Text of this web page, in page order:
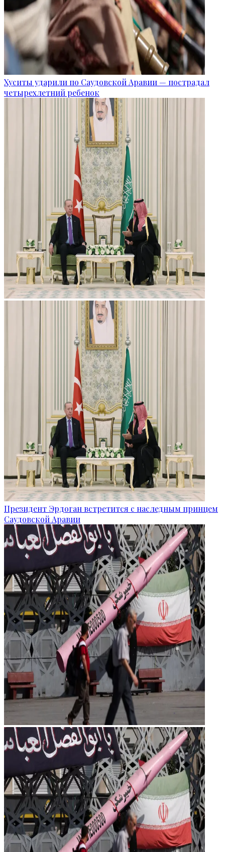
Хуситы ударили по Саудовской Аравии — пострадал
четырехлетний ребенок
Президент Эрдоган встретится с наследным принцем
Саудовской Аравии